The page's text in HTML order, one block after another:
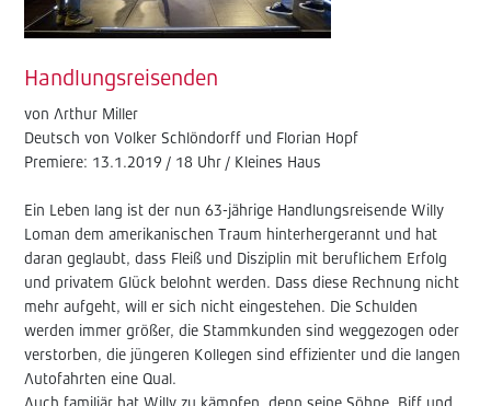
Handlungsreisenden
von Arthur Miller
Deutsch von Volker Schlöndorff und Florian Hopf
Premiere: 13.1.2019 / 18 Uhr / Kleines Haus
Ein Leben lang ist der nun 63-jährige Handlungsreisende Willy
Loman dem amerikanischen Traum hinterhergerannt und hat
daran geglaubt, dass Fleiß und Disziplin mit beruflichem Erfolg
und privatem Glück belohnt werden. Dass diese Rechnung nicht
mehr aufgeht, will er sich nicht eingestehen. Die Schulden
werden immer größer, die Stammkunden sind weggezogen oder
verstorben, die jüngeren Kollegen sind effizienter und die langen
Autofahrten eine Qual.